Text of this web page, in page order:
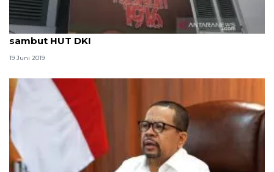
Museum Sejarah Jakarta gelar teater kolosal
sambut HUT DKI
19 Juni 2019